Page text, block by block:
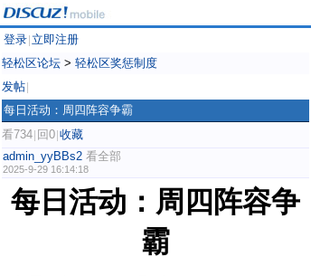
登录 立即注册
轻松区论坛 > 轻松区奖惩制度
发帖
每日活动：周四阵容争霸
看734 回0 收藏
admin_yyBBs2 看全部
2025-9-29 16:14:18
每日活动：周四阵容争
霸